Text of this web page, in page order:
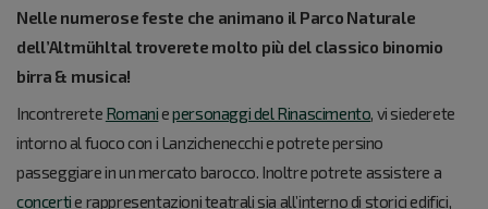
Nelle numerose feste che animano il Parco Naturale
dell’Altmühltal troverete molto più del classico binomio
birra & musica!
Incontrerete Romani epersonaggi del Rinascimento, vi siederete
intorno al fuoco con i Lanzichenecchi e potrete persino
passeggiare in un mercato barocco. Inoltre potrete assistere a
concerti e rappresentazioni teatrali sia all’interno di storici edifici,